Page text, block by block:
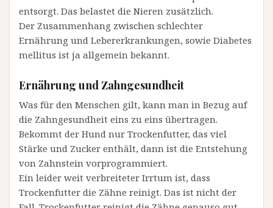
entsorgt. Das belastet die Nieren zusätzlich.
Der Zusammenhang zwischen schlechter
Ernährung und Lebererkrankungen, sowie Diabetes
mellitus ist ja allgemein bekannt.
Ernährung und Zahngesundheit
Was für den Menschen gilt, kann man in Bezug auf
die Zahngesundheit eins zu eins übertragen.
Bekommt der Hund nur Trockenfutter, das viel
Stärke und Zucker enthält, dann ist die Entstehung
von Zahnstein vorprogrammiert.
Ein leider weit verbreiteter Irrtum ist, dass
Trockenfutter die Zähne reinigt. Das ist nicht der